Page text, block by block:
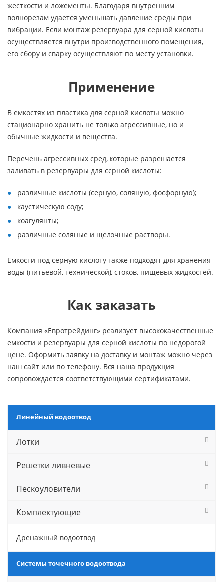
жесткости и ложементы. Благодаря внутренним
волнорезам удается уменьшать давление среды при
вибрации. Если монтаж резервуара для серной кислоты
осуществляется внутри производственного помещения,
его сбору и сварку осуществляют по месту установки.
Применение
В емкостях из пластика для серной кислоты можно
стационарно хранить не только агрессивные, но и
обычные жидкости и вещества.
Перечень агрессивных сред, которые разрешается
заливать в резервуары для серной кислоты:
различные кислоты (серную, соляную, фосфорную);
каустическую соду;
коагулянты;
различные соляные и щелочные растворы.
Емкости под серную кислоту также подходят для хранения
воды (питьевой, технической), стоков, пищевых жидкостей.
Как заказать
Компания «Евротрейдинг» реализует высококачественные
емкости и резервуары для серной кислоты по недорогой
цене. Оформить заявку на доставку и монтаж можно через
наш сайт или по телефону. Вся наша продукция
сопровождается соответствующими сертификатами.
Линейный водоотвод
Лотки
Решетки ливневые
Пескоуловители
Комплектующие
Дренажный водоотвод
Системы точечного водоотвода